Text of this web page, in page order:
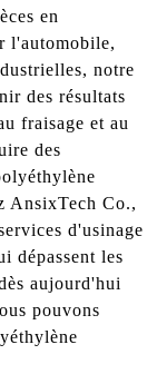
en
l'automobile,
notre
des résultats
fraisage et au
des
AnsixTech Co.,
d'usinage
dépassent les
aujourd'hui
pouvons